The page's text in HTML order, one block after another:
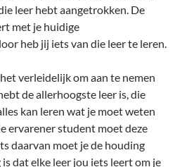
leer hebt aangetrokken. De
met je huidige
heb jij iets van die leer te leren.
verleidelijk om aan te nemen
de allerhoogste leer is, die
kan leren wat je moet weten
ervarener student moet deze
daarvan moet je de houding
dat elke leer jou iets leert om je